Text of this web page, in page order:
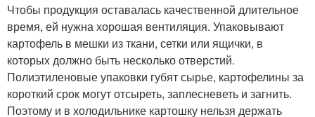
Чтобы продукция оставалась качественной длительное
время, ей нужна хорошая вентиляция. Упаковывают
картофель в мешки из ткани, сетки или ящички, в
которых должно быть несколько отверстий.
Полиэтиленовые упаковки губят сырье, картофелины за
короткий срок могут отсыреть, заплесневеть и загнить.
Поэтому и в холодильнике картошку нельзя держать